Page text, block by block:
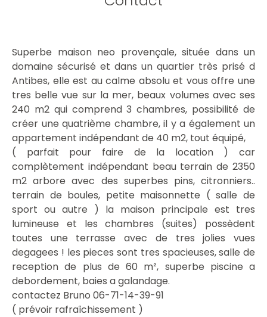
Superbe maison neo provençale, située dans un
domaine sécurisé et dans un quartier très prisé d
Antibes, elle est au calme absolu et vous offre une
tres belle vue sur la mer, beaux volumes avec ses
240 m2 qui comprend 3 chambres, possibilité de
créer une quatrième chambre, il y a également un
appartement indépendant de 40 m2, tout équipé,
( parfait pour faire de la location ) car
complètement indépendant beau terrain de 2350
m2 arbore avec des superbes pins, citronniers..
terrain de boules, petite maisonnette ( salle de
sport ou autre ) la maison principale est tres
lumineuse et les chambres (suites) possèdent
toutes une terrasse avec de tres jolies vues
degagees ! les pieces sont tres spacieuses, salle de
reception de plus de 60 m², superbe piscine a
debordement, baies a galandage.
contactez Bruno 06-71-14-39-91
( prévoir rafraîchissement )